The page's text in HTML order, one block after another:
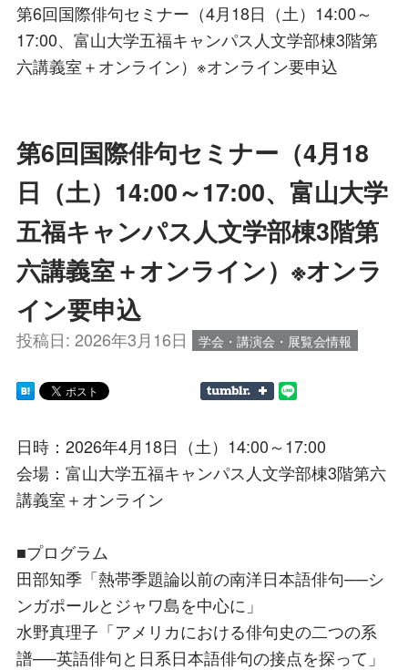
第6回国際俳句セミナー（4月18日（土）14:00～
17:00、富山大学五福キャンパス人文学部棟3階第
六講義室＋オンライン）※オンライン要申込
第6回国際俳句セミナー（4月18
日（土）14:00～17:00、富山大学
五福キャンパス人文学部棟3階第
六講義室＋オンライン）※オンラ
イン要申込
投稿日: 2026年3月16日 学会・講演会・展覧会情報
日時：2026年4月18日（土）14:00～17:00
会場：富山大学五福キャンパス人文学部棟3階第六
講義室＋オンライン
■プログラム
田部知季「熱帯季題論以前の南洋日本語俳句──シ
ンガポールとジャワ島を中心に」
水野真理子「アメリカにおける俳句史の二つの系
譜──英語俳句と日系日本語俳句の接点を探って」